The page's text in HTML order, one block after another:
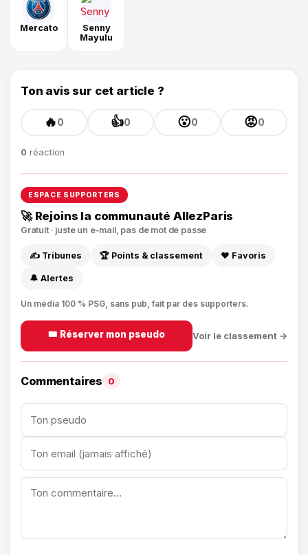
Mercato
Senny
Mayulu
Ton avis sur cet article ?
🔥0 👍0 😮0 😡0
0 réaction
ESPACE SUPPORTERS
🚀 Rejoins la communauté AllezParis
Gratuit · juste un e-mail, pas de mot de passe
✍️ Tribunes 🏆 Points & classement ❤️ Favoris
🔔 Alertes
Un média 100 % PSG, sans pub, fait par des supporters.
🎟️ Réserver mon pseudo Voir le classement →
Commentaires 0